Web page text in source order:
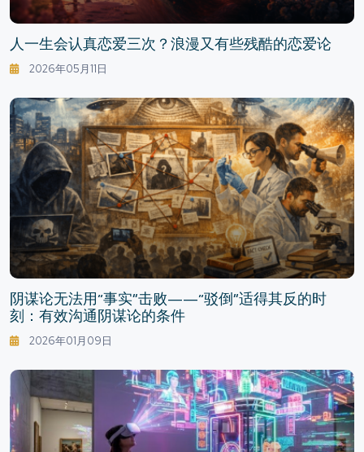
人一生会认真恋爱三次？浪漫又有些残酷的恋爱论
2026年05月11日
阴谋论无法用“事实”击败——“驳倒”适得其反的时
刻：有效沟通阴谋论的条件
2026年01月09日